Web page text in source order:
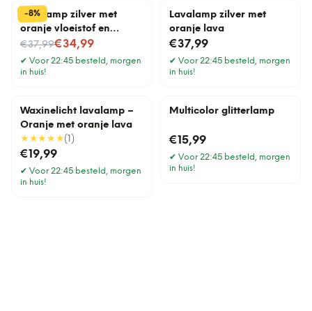
-8%
Lavalamp zilver met
oranje vloeistof en
oranje lava
€37,99
Nu voor€34,99
✔ Voor 22:45 besteld, morgen
in huis!
Lavalamp zilver met
oranje lava
€37,99
✔ Voor 22:45 besteld, morgen
in huis!
Waxinelicht lavalamp –
Oranje met oranje lava
★★★★★( 1 )
€19,99
✔ Voor 22:45 besteld, morgen
in huis!
Multicolor glitterlamp
€15,99
✔ Voor 22:45 besteld, morgen
in huis!